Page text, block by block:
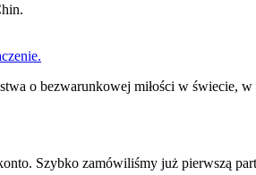
o bezwarunkowej miłości w świecie,
Szybko zamówiliśmy już pierwszą